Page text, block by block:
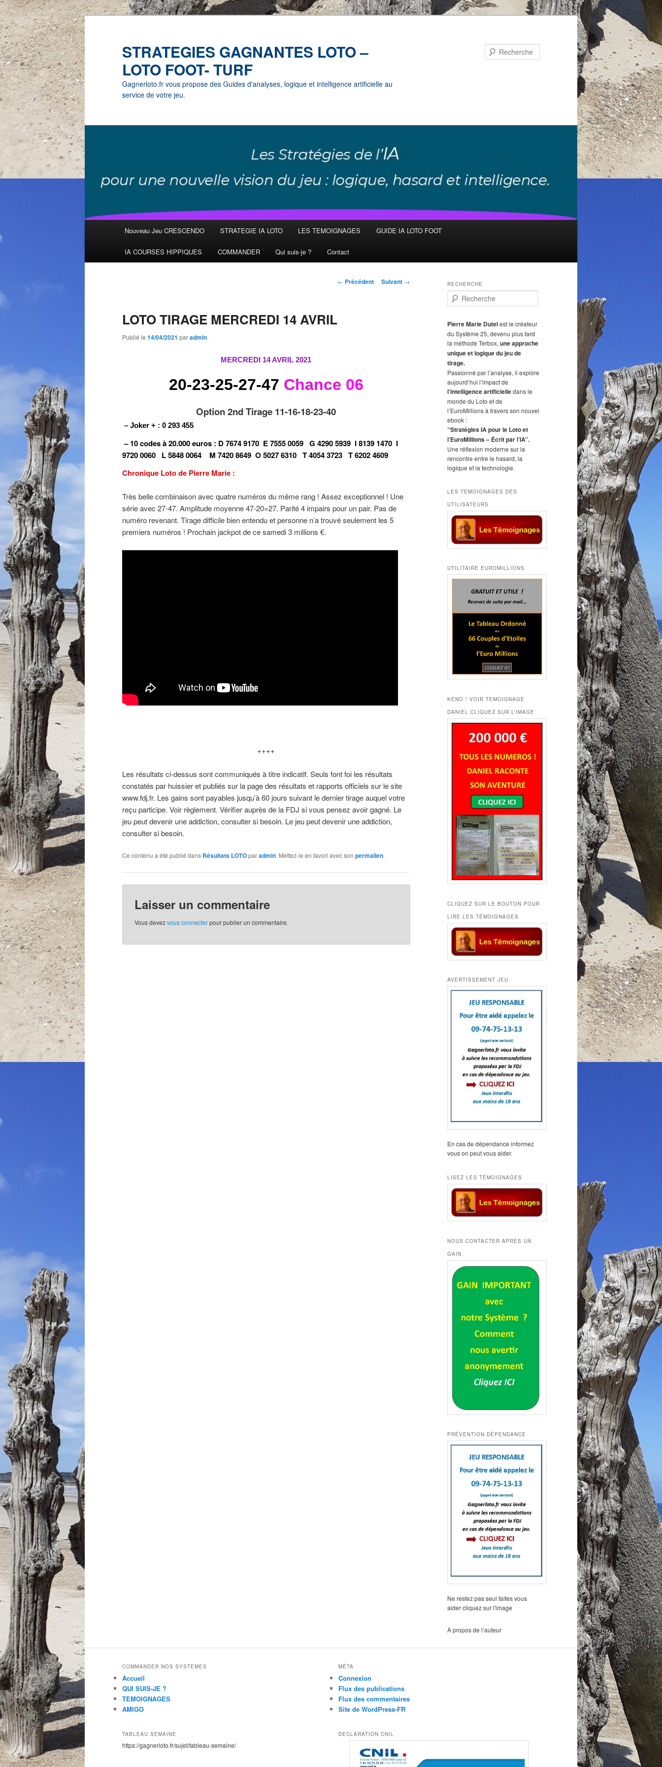
STRATEGIES GAGNANTES LOTO –
LOTO FOOT- TURF
Gagnerloto.fr vous propose des Guides d'analyses, logique et intelligence artificielle au
service de votre jeu.
Aller
au
Nouveau Jeu CRESCENDO STRATEGIE IA LOTO LES TEMOIGNAGES GUIDE IA LOTO FOOT
IA COURSES HIPPIQUES COMMANDER Qui suis-je ? Contact
Navigation
← Précédent Suivant →
LOTO TIRAGE MERCREDI 14 AVRIL
Publié le 14/04/2021 paradmin
MERCREDI 14 AVRIL 2021
20-23-25-27-47 Chance 06
Option 2nd Tirage 11-16-18-23-40
– Joker + : 0 293 455
– 10 codes à 20.000 euros : D 7674 9170 E 7555 0059 G 4290 5939 I 8139 1470 I
9720 0060 L 5848 0064 M 7420 8649 O 5027 6310 T 4054 3723 T 6202 4609
Chronique Loto de Pierre Marie :
Très belle combinaison avec quatre numéros du même rang ! Assez exceptionnel ! Une
série avec 27-47. Amplitude moyenne 47-20=27. Parité 4 impairs pour un pair. Pas de
numéro revenant. Tirage difficile bien entendu et personne n’a trouvé seulement les 5
premiers numéros ! Prochain jackpot de ce samedi 3 millions €.
++++
Les résultats ci-dessus sont communiqués à titre indicatif. Seuls font foi les résultats
constatés par huissier et publiés sur la page des résultats et rapports officiels sur le site
www.fdj.fr. Les gains sont payables jusqu’à 60 jours suivant le dernier tirage auquel votre
reçu participe. Voir règlement. Vérifier auprès de la FDJ si vous pensez avoir gagné. Le
jeu peut devenir une addiction, consulter si besoin. Le jeu peut devenir une addiction,
consulter si besoin.
Ce contenu a été publié dans Résultats LOTOparadmin. Mettez-le en favori avec son permalien.
Laisser un commentaire
Vous devezvous connecterpour publier un commentaire.
RECHERCHE
e
h
e
r
c
h
e
Pierre Marie Dutelest le créateur
du Système 25, devenu plus tard
la méthode Terbox, une approche
unique et logique du jeu de
tirage.
Passionné par l’analyse, il explore
aujourd’hui l’impact de
l’intelligence artificielledans le
monde du Loto et de
l’EuroMillions à travers son nouvel
ebook :
“Stratégies IA pour le Loto et
l’EuroMillions – Écrit par l’IA”.
Une réflexion moderne sur la
rencontre entre le hasard, la
logique et la technologie.
LES TEMOIGNAGES DES
UTILISATEURS
UTILITAIRE EUROMILLIONS
KENO ! VOIR TEMOIGNAGE
DANIEL CLIQUEZ SUR L’IMAGE
CLIQUEZ SUR LE BOUTON POUR
LIRE LES TÉMOIGNAGES
AVERTISSEMENT JEU
En cas de dépendance informez
vous on peut vous aider.
LISEZ LES TÉMOIGNAGES
NOUS CONTACTER APRÈS UN
GAIN
PRÉVENTION DÉPENDANCE
Ne restez pas seul faites vous
aider cliquez sur l'image
À propos de l’auteur
COMMANDER NOS SYSTEMES
Accueil
QUI SUIS-JE ?
TEMOIGNAGES
AMIGO
TABLEAU SEMAINE
https://gagnerloto.fr/sujet/tableau-semaine/
MÉTA
Connexion
Flux des publications
Flux des commentaires
Site de WordPress-FR
DECLARATION CNIL